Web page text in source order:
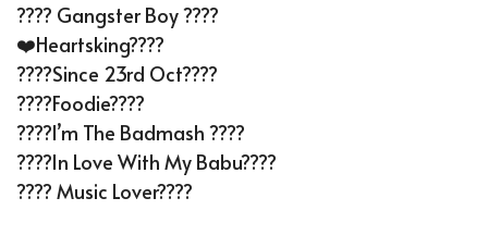
???? Gangster Boy ????
❤️heartsking????
????Since 23rd Oct????
????Foodie????
????I’m The Badmash ????
????In Love With My Babu????
???? Music Lover????